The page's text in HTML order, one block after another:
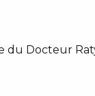
du Docteur